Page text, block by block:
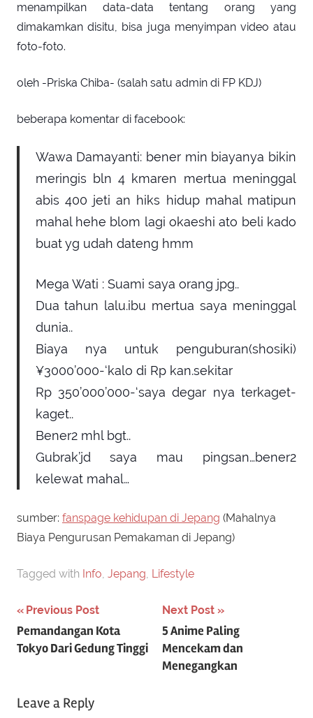
menampilkan data-data tentang orang yang
dimakamkan disitu, bisa juga menyimpan video atau
foto-foto.
oleh -Priska Chiba- (salah satu admin di FP KDJ)
beberapa komentar di facebook:
Wawa Damayanti: bener min biayanya bikin
meringis bln 4 kmaren mertua meninggal
abis 400 jeti an hiks hidup mahal matipun
mahal hehe blom lagi okaeshi ato beli kado
buat yg udah dateng hmm
Mega Wati : Suami saya orang jpg..
Dua tahun lalu.ibu mertua saya meninggal
dunia..
Biaya nya untuk penguburan(shosiki)
¥3000’000-‘kalo di Rp kan.sekitar
Rp 350’000’000-‘saya degar nya terkaget-
kaget..
Bener2 mhl bgt..
Gubrak’jd saya mau pingsan…bener2
kelewat mahal…
sumber: fanspage kehidupan di Jepang (Mahalnya
Biaya Pengurusan Pemakaman di Jepang)
Tagged with Info, Jepang, Lifestyle
Post
navigation
Previous Post
Pemandangan Kota
Tokyo Dari Gedung Tinggi
Next Post
5 Anime Paling
Mencekam dan
Menegangkan
Leave a Reply